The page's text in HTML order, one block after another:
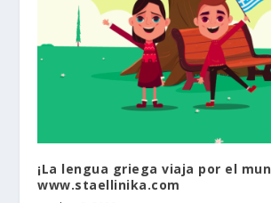
¡La lengua griega viaja por el
www.staellinika.com